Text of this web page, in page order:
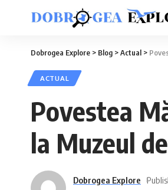
Dobrogea Explore > Blog >Actual >
ACTUAL
Povestea
la Muzeul
Dobrogea Explore